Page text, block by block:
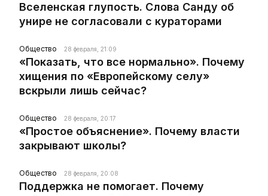
Вселенская глупость. Слова Санду об
унире не согласовали с кураторами
Общество 28 февраля, 21:09
«Показать, что все нормально». Почему
хищения по «Европейскому селу»
вскрыли лишь сейчас?
Общество 28 февраля, 20:17
«Простое объяснение». Почему власти
закрывают школы?
Общество 28 февраля, 20:08
Поддержка не помогает. Почему